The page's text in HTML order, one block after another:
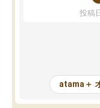
も部活でも結果を
かった。また問題
が、自分で自分の
とっては難しい部
かと思った。
投稿
atama＋